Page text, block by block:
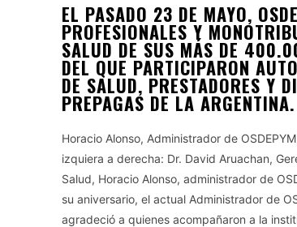
EL PASADO 23 DE MAYO,
PROFESIONALES Y
SALUD DE SUS MÁS DE
DEL QUE PARTICIPARON
DE SALUD, PRESTADORES Y
PREPAGAS DE LA ARGENTINA.
Horacio Alonso, Administrador de
izquiera a derecha: Dr. David Aruachan,
Salud, Horacio Alonso, administrador de
su aniversario, el actual Administrador de
agradeció a quienes acompañaron a la